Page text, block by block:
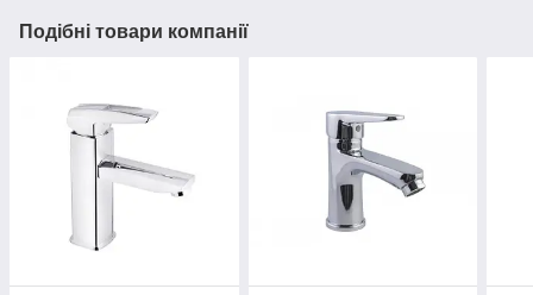
Подібні товари компанії